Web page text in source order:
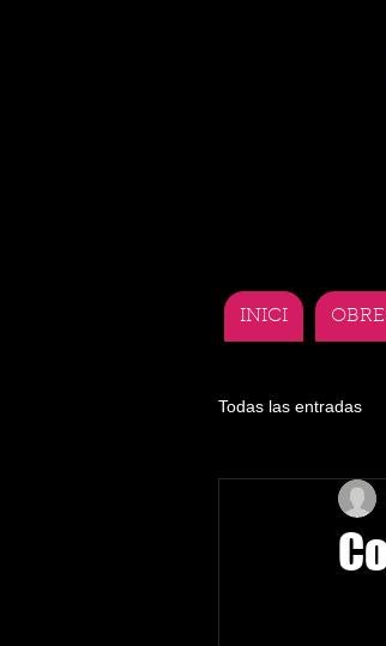
INICI
Todas las entradas
Literatura